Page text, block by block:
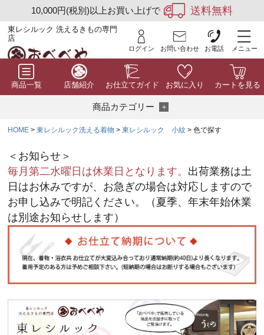
10,000円(税別)以上お買い上げで 送料無料
東レシルック 洗えるきもの専門
店
ログイン お問い合わせ お電話 メニュー
商品一覧 店舗紹介 お仕立てガイド お気に入り カートを見る
商品カテゴリー
HOME 東レシルック洗える着物 東レシルック 小紋 色で探す
＜お知らせ＞
毎月第二水曜日は休業日となります。 出荷業務は土
日はお休みですが、お急ぎの場合は対応しますので
お申し込みで明記ください。（夏季、年末年始休業
は別途お知らせします）